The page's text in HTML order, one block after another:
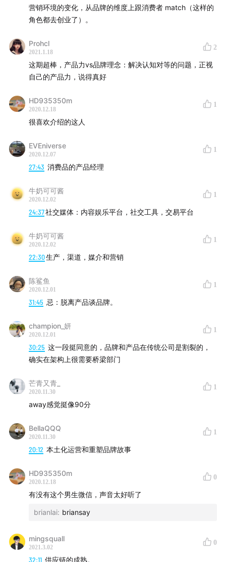
营销环境的变化，从品牌的维度上跟消费者 match（这样的
角色都去创业了）。
Prohcl
2021.1.18
2
这期超棒，产品力vs品牌理念：解决认知对等的问题，正视
自己的产品力，说得真好
HD935350m
2020.12.18
1
很喜欢介绍的这人
EVEniverse
2020.12.07
1
27:43 消费品的产品经理
牛奶可可酱
2020.12.02
1
24:37社交媒体：内容娱乐平台，社交工具，交易平台
牛奶可可酱
2020.12.02
1
22:30生产，渠道，媒介和营销
陈鲨鱼
2020.12.01
1
31:45 忌：脱离产品谈品牌。
champion_妍
2020.12.01
1
30:25 这一段挺同意的，品牌和产品在传统公司是割裂的，
确实在架构上很需要桥梁部门
芒青又青_
2020.11.30
1
away感觉挺像90分
BellaQQQ
2020.11.30
1
20:12 本土化运营和重塑品牌故事
HD935350m
2020.12.18
0
有没有这个男生微信，声音太好听了
brianlai: briansay
mingsquall
2021.3.02
0
32:11 供应链的成熟。